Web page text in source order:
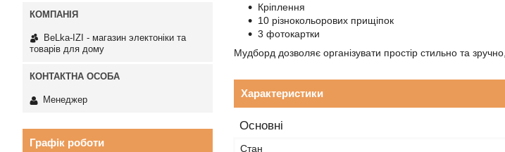
Кріплення
10 різнокольорових прищіпок
3 фотокартки
Мудборд дозволяє організувати простір стильно та
Характеристики
Основні
Стан
BeLka-IZI - магазин электоніки та
товарів для дому
Менеджер
Графік роботи